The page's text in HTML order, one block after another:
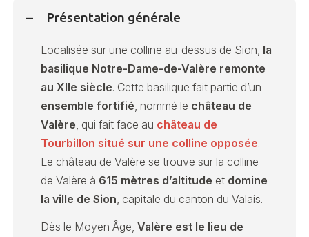
Présentation générale
Localisée sur une colline au-dessus de Sion, la
basilique Notre-Dame-de-Valère remonte
au XIIe siècle. Cette basilique fait partie d’un
ensemble fortifié, nommé le château de
Valère, qui fait face au château de
Tourbillon situé sur une colline opposée.
Le château de Valère se trouve sur la colline
de Valère à 615 mètres d’altitude et domine
la ville de Sion, capitale du canton du Valais.
Dès le Moyen Âge,Valère est le lieu de